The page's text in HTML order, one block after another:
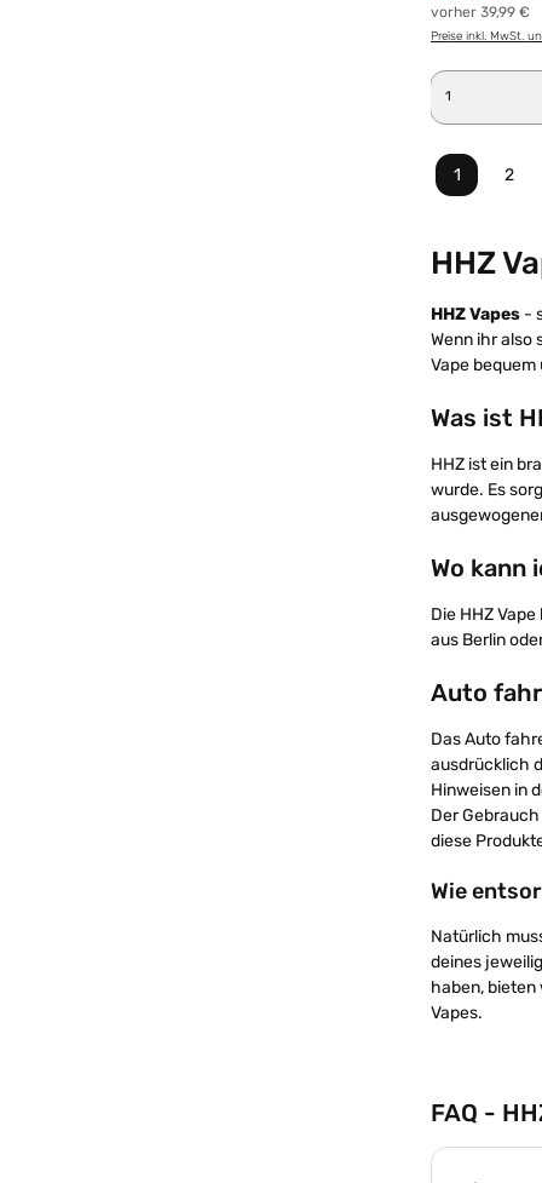
vorher 39,99 €
Preise inkl. MwSt.
Produkt
Seite
1
Seite
2
HHZ
HHZ Vapes -
Wenn ihr also
Vape bequem
Was ist
HHZ ist ein
wurde. Es
Wo kann
Die HHZ
aus Berlin
Auto
Das Auto
ausdrücklich
Hinweisen in
Der
diese
Wie
Natürlich
deines
haben, bieten
Vapes.
FAQ -